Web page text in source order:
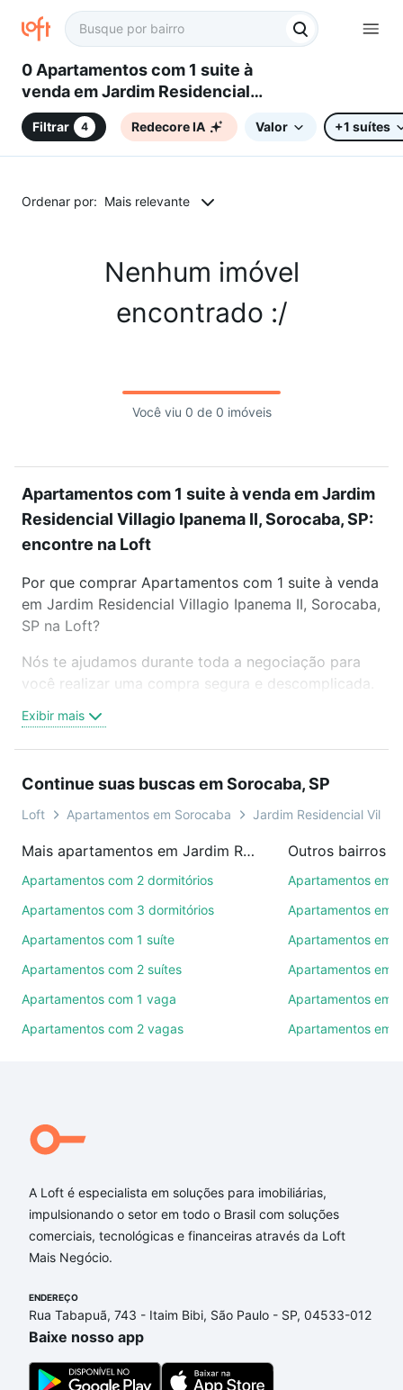
0 Apartamentos com 1 suite à
venda em Jardim Residencial
Villagio Ipanema II, Sorocaba, SP
Filtrar 4 Redecore IA Valor +1 suítes
Ordenar por: Mais relevante
Nenhum imóvel
encontrado :/
Você viu 0 de 0 imóveis
Apartamentos com 1 suite à venda em Jardim
Residencial Villagio Ipanema II, Sorocaba, SP:
encontre na Loft
Por que comprar Apartamentos com 1 suite à venda
em Jardim Residencial Villagio Ipanema II, Sorocaba,
SP na Loft?
Nós te ajudamos durante toda a negociação para
você realizar uma compra segura e descomplicada.
trabalho e do metrô, aqui você vai encontrar a
oferta ideal de Apartamentos com 1 suite à venda
SP para conquistar seu sonho. Agende uma visita
presencial ou por videochamada, é grátis, sem
mil corretores e imobiliárias te ajudando na compra,
venda ou troca de imóveis.
Como escolher um imóvel?
Use barra de busca no topo para pesquisar por
ruas, bairros e até condomínios favoritos. Você
também pode usar os filtros como quantidade de
combinar perfeitamente com o preço, metragem e
Ipanema II, Sorocaba, SP ideal para você na Loft.
Qual o preço de Apartamentos com 1 suite à venda
SP?
Aqui na Loft temos a oferta ideal para você, com
Apartamentos com 1 suite à venda em Jardim
custam a partir de R$ 0 e com nossas opções de
financiamento imobiliário as parcelas podem se
adequar ao seu orçamento. Se ainda tem alguma
dúvida dos custos envolvidos no processo de
Exibir mais
Continue suas buscas em Sorocaba, SP
Loft Apartamentos em Sorocaba Jardim Residencial
Mais apartamentos em Jardim Residencial Villagio Ipanema II
Apartamentos com 2 dormitórios
Apartamentos com 3 dormitórios
Apartamentos com 1 suíte
Apartamentos com 2 suítes
Apartamentos com 1 vaga
Apartamentos com 2 vagas
Outros bairros
Apartamentos em
Apartamentos em
Apartamentos em
Apartamentos em
Apartamentos em
Apartamentos em
A Loft é especialista em soluções para imobiliárias,
impulsionando o setor em todo o Brasil com soluções
comerciais, tecnológicas e financeiras através da Loft
Mais Negócio.
ENDEREÇO
Rua Tabapuã, 743 - Itaim Bibi, São Paulo - SP, 04533-012
Baixe nosso app